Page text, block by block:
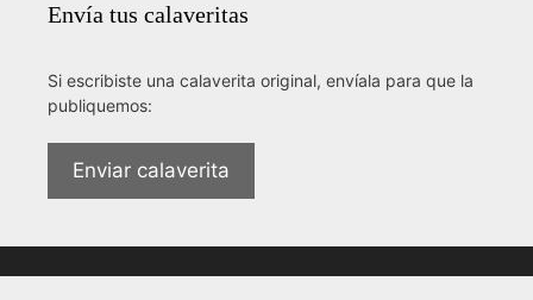
Envía tus calaveritas
Si escribiste una calaverita original, envíala para que la
publiquemos:
Enviar calaverita